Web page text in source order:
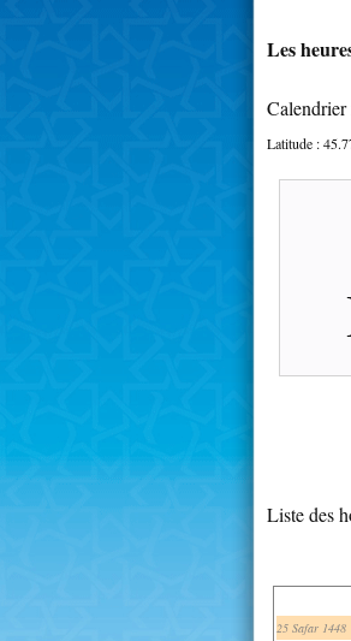
Les
Latitude :
Liste des
25 Safar 1448